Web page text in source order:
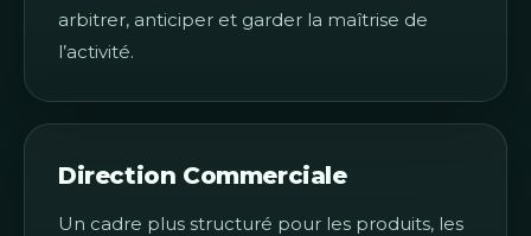
arbitrer, anticiper et garder la maîtrise de
l’activité.
Direction Commerciale
Un cadre plus structuré pour les produits, les